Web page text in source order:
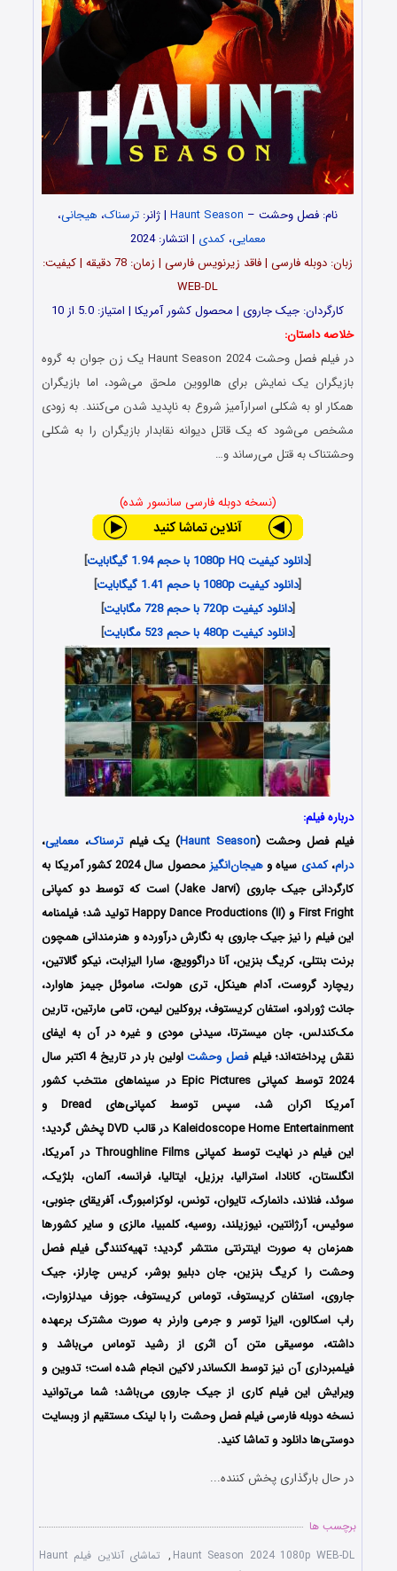
نام: فصل وحشت – Haunt Season | ژانر: ترسناک، هیجانی،
معمایی،کمدی | انتشار: 2024
زبان: دوبله فارسی | فاقد زیرنویس فارسی | زمان: 78 دقیقه | کیفیت:
WEB-DL
کارگردان: جیک جاروی | محصول کشور آمریکا | امتیاز: 5.0 از 10
خلاصه داستان:
در فیلم فصل وحشت Haunt Season 2024 یک زن جوان به گروه
بازیگران یک نمایش برای هالووین ملحق می‌شود، اما بازیگران
همکار او به شکلی اسرارآمیز شروع به ناپدید شدن می‌کنند. به زودی
مشخص می‌شود که یک قاتل دیوانه نقابدار بازیگران را به شکلی
وحشتناک به قتل می‌رساند و…
(نسخه دوبله فارسی سانسور شده)
[دانلود کیفیت 1080p HQ با حجم 1.94 گیگابایت
]
[دانلود کیفیت 1080p با حجم 1.41 گیگابایت
]
[دانلود کیفیت 720p با حجم 728 مگابایت
]
[دانلود کیفیت 480p با حجم 523 مگابایت ]
درباره فیلم:
فیلم فصل وحشت (Haunt Season) یک فیلمترسناک، معمایی،
درام،کمدی سیاه وهیجان‌انگیز
محصول سال 2024 کشور آمریکا به
کارگردانی ‌جیک جاروی (Jake Jarvi) است که توسط دو کمپانی‌
First Fright و Happy Dance Productions (II) تولید شد؛ فیلمنامه
این فیلم را نیز جیک جاروی به نگارش درآورده و هنرمندانی همچون
برنت بنتلی، کریگ بنزین، آنا دراگوویچ، سارا الیزابت، نیکو گالاتین،
ریچارد گروست، آدام هینکل، تری هولت، ساموئل جیمز هاوارد،
جانت ژورادو، استفان کریستوف، بروکلین لیمن، تامی مارتین، تارین
مک‌کندلس، جان میسترتا، سیدنی مودی و غیره در آن به ایفای
نقش پرداخته‌اند؛ فیلمفصل وحشت
اولین بار در تاریخ 4 اکتبر سال
2024 توسط کمپانی Epic Pictures در سینماهای منتخب کشور
آمریکا اکران شد، سپس توسط کمپانی‌های Dread و
Kaleidoscope Home Entertainment در قالب DVD پخش گردید؛
این فیلم در نهایت توسط کمپانی Throughline Films در آمریکا،
انگلستان، کانادا، استرالیا، برزیل، ایتالیا، فرانسه، آلمان، بلژیک،
سوئد، فنلاند، دانمارک، تایوان، تونس، لوکزامبورگ، آفریقای جنوبی،
سوئیس، آرژانتین، نیوزیلند، روسیه، کلمبیا، مالزی و سایر کشورها
همزمان به صورت اینترنتی منتشر گردید؛ تهیه‌کنندگی فیلم فصل
وحشت را کریگ بنزین، جان دبلیو بوشر، کریس چارلز، جیک
جاروی، استفان کریستوف، توماس کریستوف، جوزف میدلزوارت،
راب اسکالون، الیزا توسر و جرمی وارنر به صورت مشترک برعهده
داشته، موسیقی متن آن اثری از رشید توماس می‌باشد و
فیلمبرداری آن نیز توسط الکساندر لاکین انجام شده است؛ تدوین و
ویرایش این فیلم کاری از جیک جاروی می‌باشد؛ شما می‌توانید
نسخه دوبله فارسی فیلم فصل وحشت را با ‌لینک مستقیم از وبسایت
دوستی‌ها دانلود و تماشا کنید.
در حال بارگذاری پخش کننده...
برچسب ها
Haunt Season 2024 1080p WEB-DL
,
تماشای آنلاین فیلم Haunt